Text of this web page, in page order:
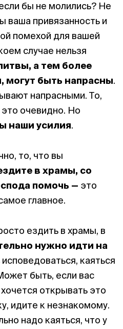
бы не молились? Не
ваша привязанность и
помехой для вашей
случае нельзя
а тем более
могут быть напрасны.
напрасными. То,
очевидно. Но
наши усилия.
то, что вы
в храмы, со
помочь — это
главное.
ездить в храмы, в
нужно идти на
каяться
быть, если вас
открывать это
идите к незнакомому.
надо каяться, что у